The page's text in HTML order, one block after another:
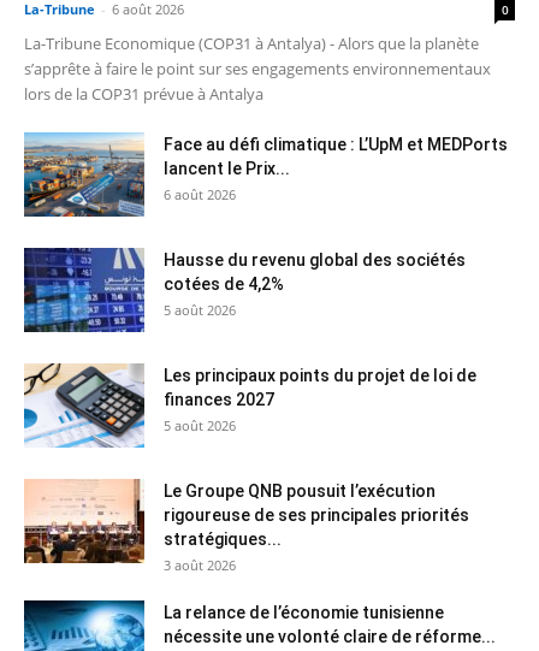
La-Tribune - 6 août 2026 0
La-Tribune Economique (COP31 à Antalya) - Alors que la planète
s’apprête à faire le point sur ses engagements environnementaux
lors de la COP31 prévue à Antalya
Face au défi climatique : L’UpM et MEDPorts
lancent le Prix...
6 août 2026
Hausse du revenu global des sociétés
cotées de 4,2%
5 août 2026
Les principaux points du projet de loi de
finances 2027
5 août 2026
Le Groupe QNB pousuit l’exécution
rigoureuse de ses principales priorités
stratégiques...
3 août 2026
La relance de l’économie tunisienne
nécessite une volonté claire de réforme...